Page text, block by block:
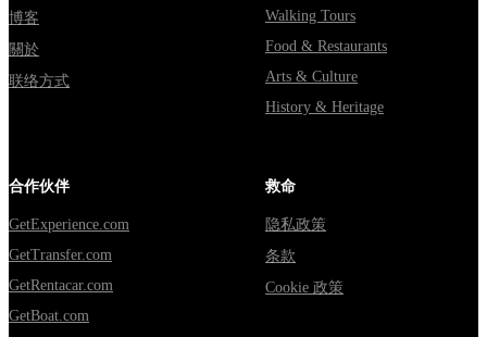
博客
關於
联络方式
Walking Tours
Food & Restaurants
Arts & Culture
History & Heritage
合作伙伴
GetExperience.com
GetTransfer.com
GetRentacar.com
GetBoat.com
救命
隐私政策
条款
Cookie 政策